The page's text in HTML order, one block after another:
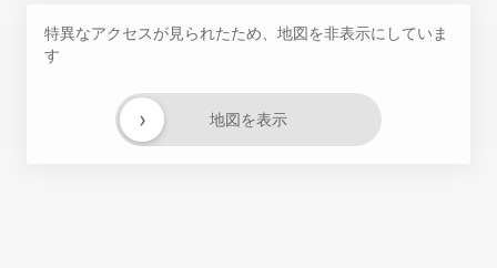
特異なアクセスが見られたため、地図を非表示にしていま
す
地図を表示
›